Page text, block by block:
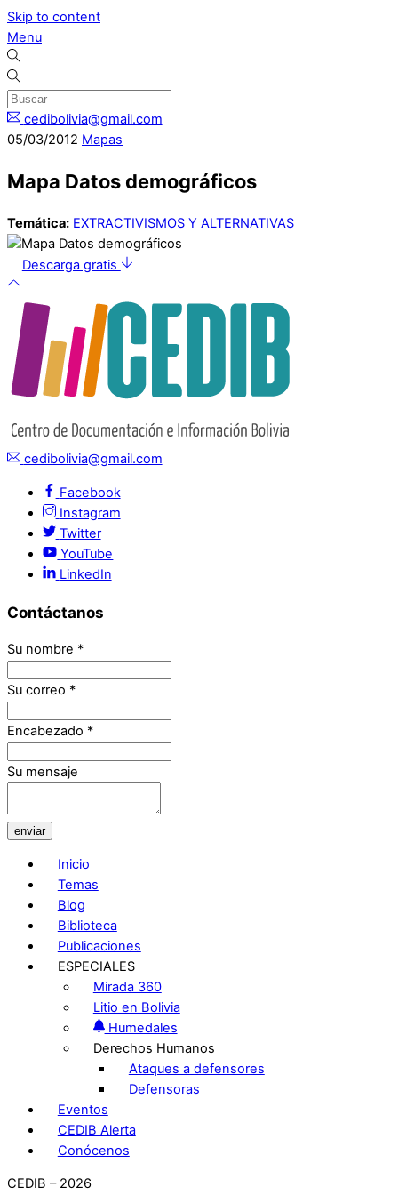
Skip to content
Menu
cedibolivia@gmail.com
05/03/2012 Mapas
Mapa Datos demográficos
Temática: EXTRACTIVISMOS Y ALTERNATIVAS
Descarga gratis
cedibolivia@gmail.com
Facebook
Instagram
Twitter
YouTube
LinkedIn
Contáctanos
Su nombre *
Su correo *
Encabezado *
Su mensaje
enviar
Inicio
Temas
Blog
Biblioteca
Publicaciones
ESPECIALES
Mirada 360
Litio en Bolivia
Humedales
Derechos Humanos
Ataques a defensores
Defensoras
Eventos
CEDIB Alerta
Conócenos
CEDIB – 2026